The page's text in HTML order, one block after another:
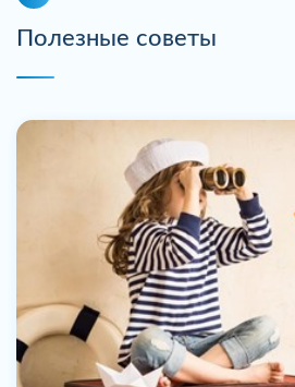
Полезные советы